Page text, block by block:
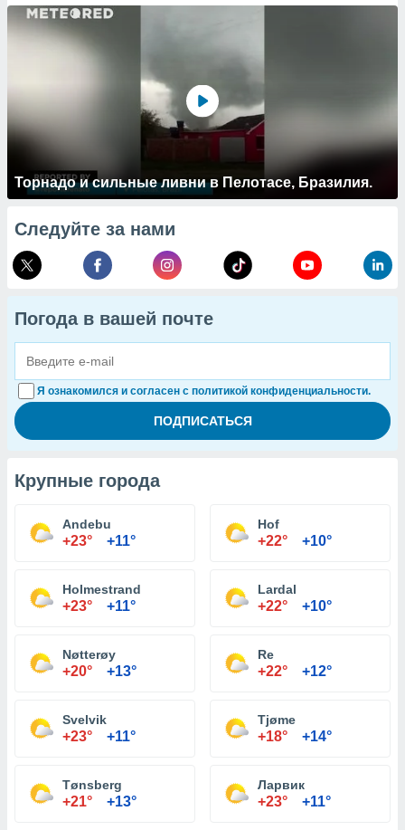
Торнадо и сильные ливни в Пелотасе, Бразилия.
Следуйте за нами
Погода в вашей почте
Я ознакомился и согласен с политикой конфиденциальности.
Крупные города
Andebu
+23° +11°
Hof
+22° +10°
Holmestrand
+23° +11°
Lardal
+22° +10°
Nøtterøy
+20° +13°
Re
+22° +12°
Svelvik
+23° +11°
Tjøme
+18° +14°
Tønsberg
+21° +13°
Ларвик
+23° +11°